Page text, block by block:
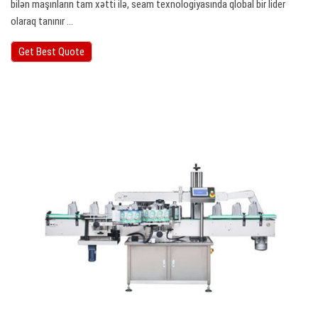
bilən maşınların tam xətti ilə, seam texnologiyasında qlobal bir lider
olaraq tanınır ...
Get Best Quote